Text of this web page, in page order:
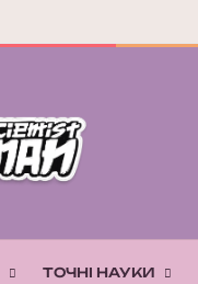
ТОЧНІ НАУКИ